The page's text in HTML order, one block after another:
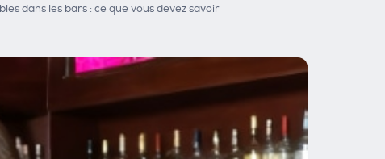
dans les bars : ce que vous devez savoir